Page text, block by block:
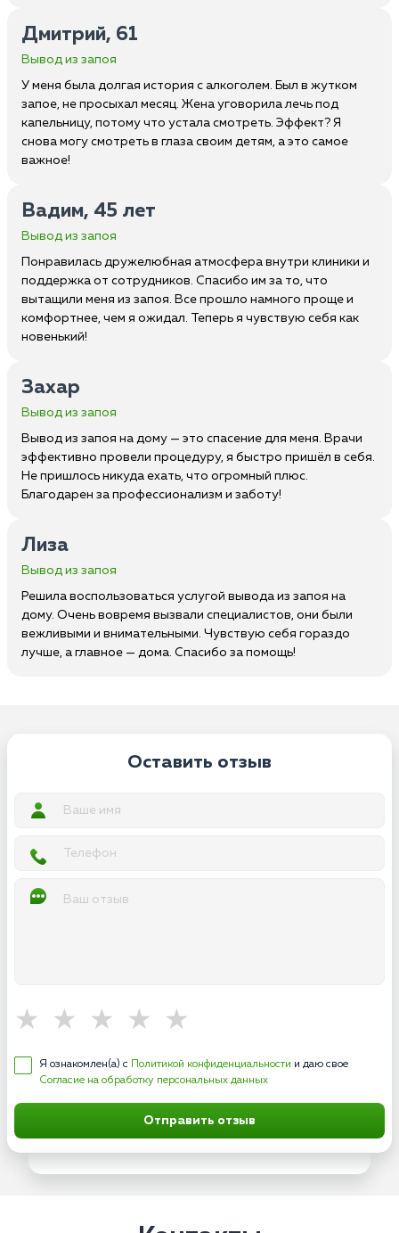
Дмитрий, 61
Вывод из запоя
У меня была долгая история с алкоголем. Был в жутком
запое, не просыхал месяц. Жена уговорила лечь под
капельницу, потому что устала смотреть. Эффект? Я
снова могу смотреть в глаза своим детям, а это самое
важное!
Вадим, 45 лет
Вывод из запоя
Понравилась дружелюбная атмосфера внутри клиники и
поддержка от сотрудников. Спасибо им за то, что
вытащили меня из запоя. Все прошло намного проще и
комфортнее, чем я ожидал. Теперь я чувствую себя как
новенький!
Захар
Вывод из запоя
Вывод из запоя на дому — это спасение для меня. Врачи
эффективно провели процедуру, я быстро пришёл в себя.
Не пришлось никуда ехать, что огромный плюс.
Благодарен за профессионализм и заботу!
Лиза
Вывод из запоя
Решила воспользоваться услугой вывода из запоя на
дому. Очень вовремя вызвали специалистов, они были
вежливыми и внимательными. Чувствую себя гораздо
лучше, а главное — дома. Спасибо за помощь!
Оставить отзыв
Я ознакомлен(а) с Политикой конфиденциальности и даю свое
Согласие на обработку персональных данных
Отправить отзыв